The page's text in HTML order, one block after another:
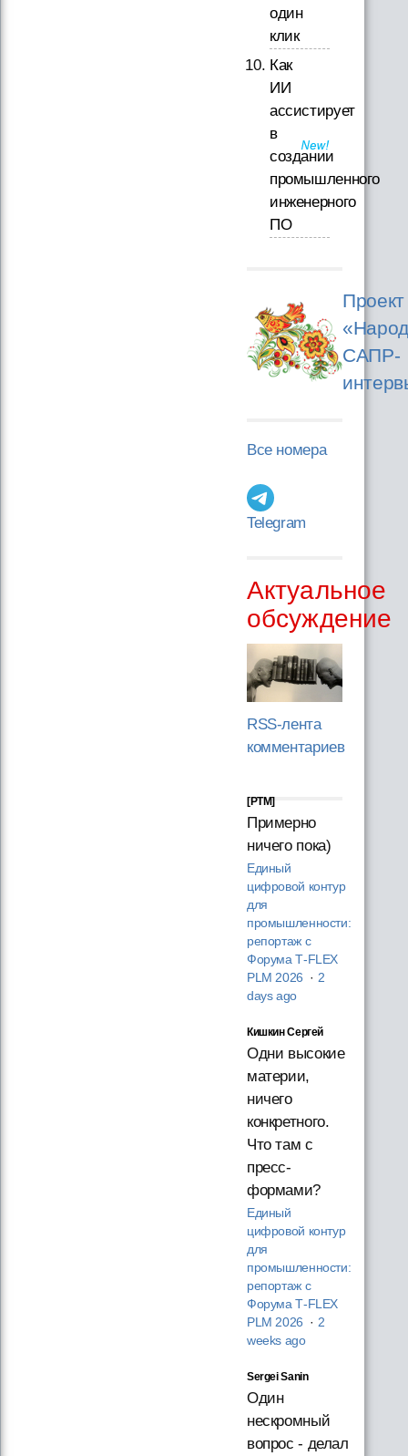
один
клик
Как
ИИ
ассистирует
в
создании
промышленного
инженерного
ПО
Проект
САПР-
Все номера
Telegram
Актуальное
обсуждение
RSS-лента
комментариев
[PTM]
Примерно
ничего пока)
Единый
цифровой контур
для
промышленности:
репортаж с
Форума T‑FLEX
PLM 2026 · 2
days ago
Кишкин Сергей
Одни высокие
материи,
ничего
конкретного.
Что там с
пресс-
формами?
Единый
цифровой контур
для
промышленности:
репортаж с
Форума T‑FLEX
PLM 2026 · 2
weeks ago
Sergei Sanin
Один
нескромный
вопрос - делал